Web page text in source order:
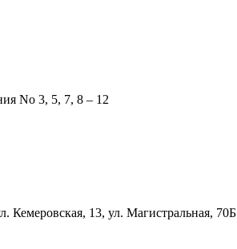
No 3, 5, 7, 8 – 12
Кемеровская, 13, ул. Магистральная, 70Б